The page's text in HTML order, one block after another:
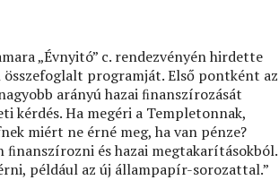
„Évnyitó” c. rendezvényén hirdette
programját. Első pontként az
arányú hazai ﬁnanszírozását
kérdés. Ha megéri a Templetonnak,
miért ne érné meg, ha van pénze?
és hazai megtakarításokból.
például az új állampapír-sorozattal.”